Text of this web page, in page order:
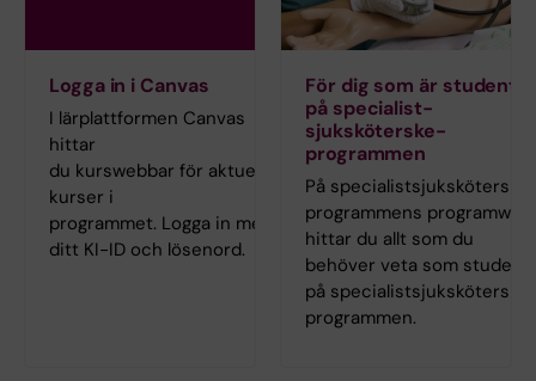
Logga in i Canvas
I lärplattformen Canvas
hittar
du kurswebbar för aktuella
kurser i
programmet. Logga in med
ditt KI-ID och lösenord.
För dig som är student
på specialist­
sjuksköterske­
programmen
På
programmens
hittar du allt som du
behöver veta som student
på
programmen.